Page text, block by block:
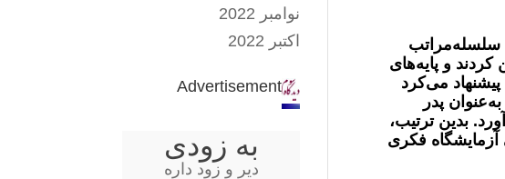
سلسله‌مراتب
و پایه‌های
می‌کرد
پدر
بدین ترتیب،
فکری
نوامبر 2022
اکتبر 2022
Advertisement
به زودی
دیر و زود داره